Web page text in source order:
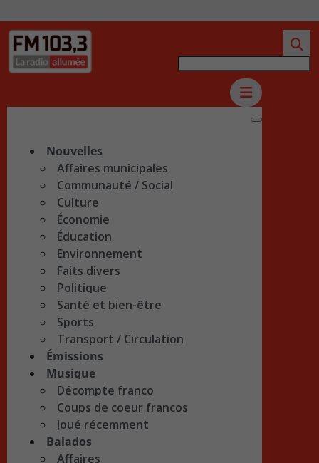
Nouvelles
Affaires municipales
Communauté / Social
Culture
Économie
Éducation
Environnement
Faits divers
Politique
Santé et bien-être
Sports
Transport / Circulation
Émissions
Musique
Décompte franco
Coups de coeur francos
Joué récemment
Balados
Affaires